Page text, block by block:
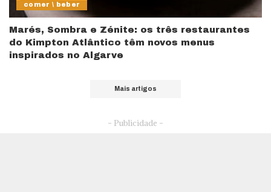
comer \ beber
Marés, Sombra e Zénite: os três restaurantes
do Kimpton Atlântico têm novos menus
inspirados no Algarve
Mais artigos
- Publicidade -